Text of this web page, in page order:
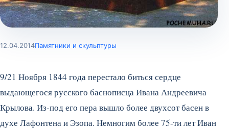
12.04.2014Памятники и скульптуры
9/21 Ноября 1844 года перестало биться сердце
выдающегося русского баснописца Ивана Андреевича
Крылова. Из-под его пера вышло более двухсот басен в
духе Лафонтена и Эзопа. Немногим более 75-ти лет Иван